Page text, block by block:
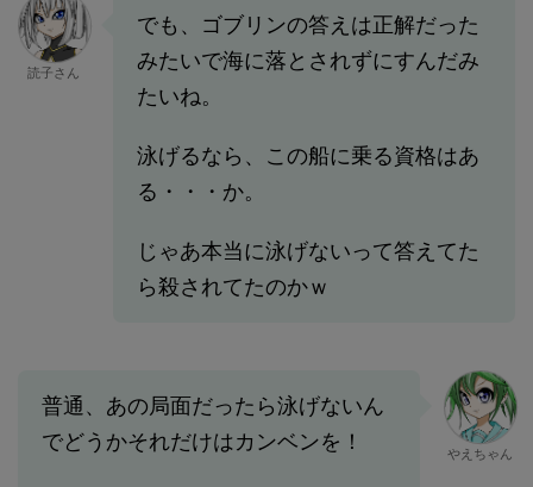
読子さん
でも、ゴブリンの答えは正解だった
みたいで海に落とされずにすんだみ
たいね。
泳げるなら、この船に乗る資格はあ
る・・・か。
じゃあ本当に泳げないって答えてた
ら殺されてたのかｗ
普通、あの局面だったら泳げないん
でどうかそれだけはカンベンを！
やえちゃん